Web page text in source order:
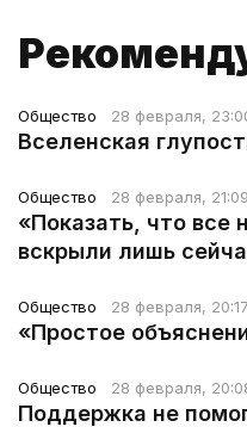
Общество 28 февраля,
Вселенская
Общество 28 февраля, 21:09
«Показать, что все
вскрыли лишь
Общество 28 февраля, 20:17
«Простое
Общество 28 февраля,
Поддержка не